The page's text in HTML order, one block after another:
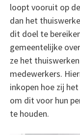
loopt vooruit op
dan het
dit doel te
gemeentelijke
ze het
medewerkers.
inkopen hoe zij
om dit voor hun
te houden.